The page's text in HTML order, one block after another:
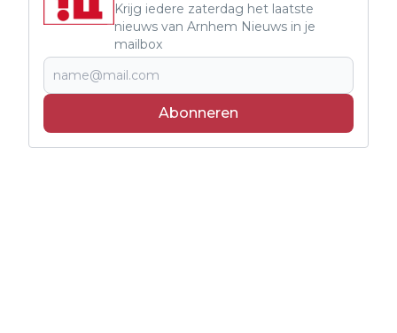
Krijg iedere zaterdag het laatste
nieuws van Arnhem Nieuws in je
mailbox
Abonneren